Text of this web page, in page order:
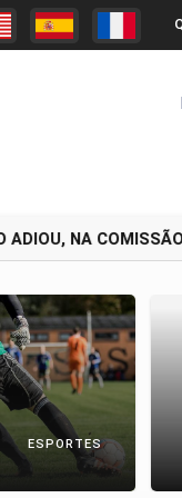
NA COMISSÃO
ESPORTES